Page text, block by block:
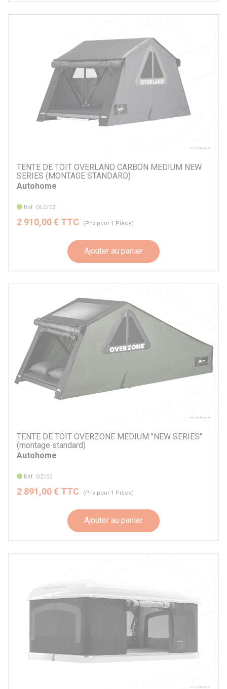
TENTE DE TOIT OVERLAND CARBON MEDIUM NEW
SERIES (MONTAGE STANDARD)
Autohome
Réf. OLC/02
2 910,00 € TTC (Prix pour 1 Pièce)
Ajouter au panier
TENTE DE TOIT OVERZONE MEDIUM "NEW SERIES"
(montage standard)
Autohome
Réf. OZ/02
2 891,00 € TTC (Prix pour 1 Pièce)
Ajouter au panier